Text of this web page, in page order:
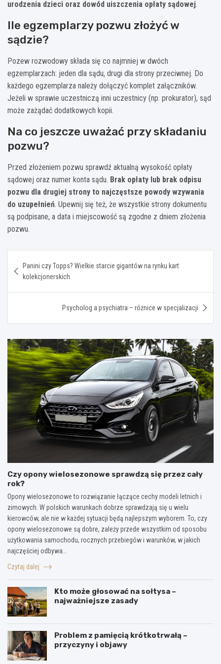
urodzenia dzieci oraz dowód uiszczenia opłaty sądowej.
Ile egzemplarzy pozwu złożyć w
sądzie?
Pozew rozwodowy składa się co najmniej w dwóch
egzemplarzach: jeden dla sądu, drugi dla strony przeciwnej. Do
każdego egzemplarza należy dołączyć komplet załączników.
Jeżeli w sprawie uczestniczą inni uczestnicy (np. prokurator), sąd
może zażądać dodatkowych kopii.
Na co jeszcze uważać przy składaniu
pozwu?
Przed złożeniem pozwu sprawdź aktualną wysokość opłaty
sądowej oraz numer konta sądu. Brak opłaty lub brak odpisu
pozwu dla drugiej strony to najczęstsze powody wzywania
do uzupełnień. Upewnij się też, że wszystkie strony dokumentu
są podpisane, a data i miejscowość są zgodne z dniem złożenia
pozwu.
wpisu
Panini czy Topps? Wielkie starcie gigantów na rynku kart
kolekcjonerskich
Psycholog a psychiatra – różnice w specjalizacji
Czy opony wielosezonowe sprawdzą się przez cały
rok?
Opony wielosezonowe to rozwiązanie łączące cechy modeli letnich i
zimowych. W polskich warunkach dobrze sprawdzają się u wielu
kierowców, ale nie w każdej sytuacji będą najlepszym wyborem. To, czy
opony wielosezonowe są dobre, zależy przede wszystkim od sposobu
użytkowania samochodu, rocznych przebiegów i warunków, w jakich
najczęściej odbywa…
Czytaj dalej
Kto może głosować na sołtysa –
najważniejsze zasady
Problem z pamięcią krótkotrwałą –
przyczyny i objawy